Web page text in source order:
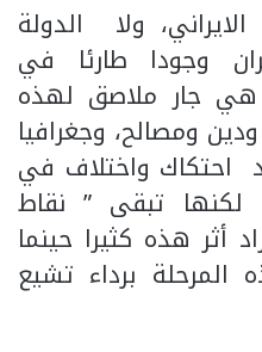
ولا الدولة
وجودا طارئا في
هي جار ملاصق لهذه
ومصالح، وجغرافيا
احتكاك واختلاف في
لكنها تبقى ” نقاط
أثر هذه كثيرا حينما
برداء تشيع